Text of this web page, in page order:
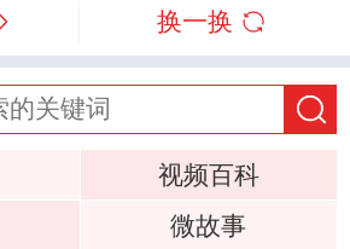
换一换
视频百科
微故事